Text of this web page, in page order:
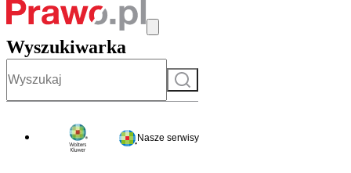
Wyszukiwarka
Szukaj
Nasze serwisy